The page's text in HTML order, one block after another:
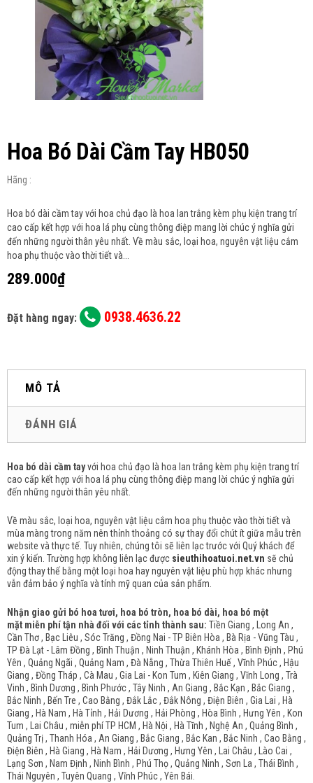
Hoa Bó Dài Cầm Tay HB050
Hãng :
Hoa bó dài cầm tay với hoa chủ đạo là hoa lan trắng kèm phụ kiện trang trí
cao cấp kết hợp với hoa lá phụ cùng thông điệp mang lời chúc ý nghĩa gửi
đến những người thân yêu nhất. Về màu sắc, loại hoa, nguyên vật liệu cắm
hoa phụ thuộc vào thời tiết và...
289.000₫
Đặt hàng ngay: 0938.4636.22
MÔ TẢ
ĐÁNH GIÁ
Hoa bó dài cầm tayvới hoa chủ đạo là hoa lan trắng kèm phụ kiện trang trí
cao cấp kết hợp với hoa lá phụ cùng thông điệp mang lời chúc ý nghĩa gửi
đến những người thân yêu nhất.
Về màu sắc, loại hoa, nguyên vật liệu cắm hoa phụ thuộc vào thời tiết và
mùa màng trong năm nên thỉnh thoảng có sự thay đổi chút ít giữa mẫu trên
website và thực tế. Tuy nhiên, chúng tôi sẽ liên lạc trước với Quý khách để
xin ý kiến. Trường hợp không liên lạc được sieuthihoatuoi.net.vn sẽ chủ
động thay thế bằng một loại hoa hay nguyên vật liệu phù hợp khác nhưng
vẫn đảm bảo ý nghĩa và tính mỹ quan của sản phẩm.
Nhận giao gửi bó hoa tươi, hoa bó tròn, hoa bó dài, hoa bó một
mặt miễn phí tận nhà đối với các tỉnh thành sau: Tiền Giang , Long An ,
Cần Thơ , Bạc Liêu , Sóc Trăng , Đồng Nai - TP Biên Hòa , Bà Rịa - Vũng Tàu ,
TP Đà Lạt - Lâm Đồng , Bình Thuận , Ninh Thuận , Khánh Hòa , Bình Định , Phú
Yên , Quảng Ngãi , Quảng Nam , Đà Nẵng , Thừa Thiên Huế , Vĩnh Phúc , Hậu
Giang , Đồng Tháp , Cà Mau , Gia Lai - Kon Tum , Kiên Giang , Vĩnh Long , Trà
Vinh , Bình Dương , Bình Phước , Tây Ninh , An Giang , Bắc Kạn , Bắc Giang ,
Bắc Ninh , Bến Tre , Cao Bằng , Đắk Lắc , Đắk Nông , Điện Biên , Gia Lai , Hà
Giang , Hà Nam , Hà Tỉnh , Hải Dương , Hải Phòng , Hòa Bình , Hưng Yên , Kon
Tum , Lai Châu , miễn phí TP HCM , Hà Nội , Hà Tĩnh , Nghệ An , Quảng Bình ,
Quảng Trị , Thanh Hóa , An Giang , Bắc Giang , Bắc Kan , Bắc Ninh , Cao Bằng ,
Điện Biên , Hà Giang , Hà Nam , Hải Dương , Hưng Yên , Lai Châu , Lào Cai ,
Lạng Sơn , Nam Định , Ninh Bình , Phú Thọ , Quảng Ninh , Sơn La , Thái Bình ,
Thái Nguyên , Tuyên Quang , Vĩnh Phúc , Yên Bái.